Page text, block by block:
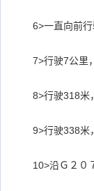
6>一直向前行
7>行驶7公里
8>行驶318米
9>行驶338米
10>沿Ｇ２０